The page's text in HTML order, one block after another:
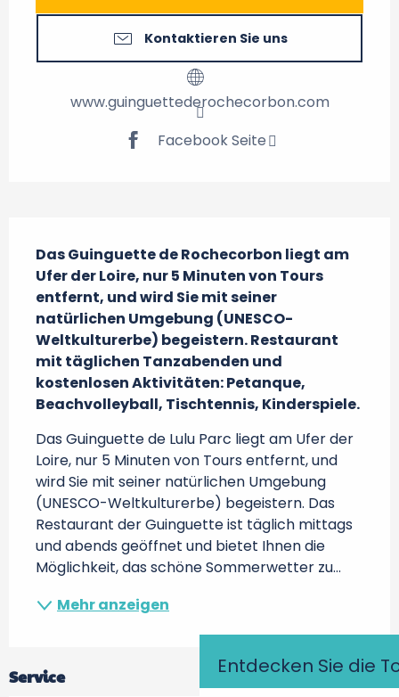
Entdecken Sie die
Kontaktieren Sie uns
www.guinguettederochecorbon.com
Facebook Seite
Das Guinguette de Rochecorbon liegt am
Ufer der Loire, nur 5 Minuten von Tours
entfernt, und wird Sie mit seiner
natürlichen Umgebung (UNESCO-
Weltkulturerbe) begeistern. Restaurant
mit täglichen Tanzabenden und
kostenlosen Aktivitäten: Petanque,
Beachvolleyball, Tischtennis, Kinderspiele.
Das Guinguette de Lulu Parc liegt am Ufer der
Loire, nur 5 Minuten von Tours entfernt, und
wird Sie mit seiner natürlichen Umgebung
(UNESCO-Weltkulturerbe) begeistern. Das
Restaurant der Guinguette ist täglich mittags
und abends geöffnet und bietet Ihnen die
Möglichkeit, das schöne Sommerwetter zu...
Mehr anzeigen
Service